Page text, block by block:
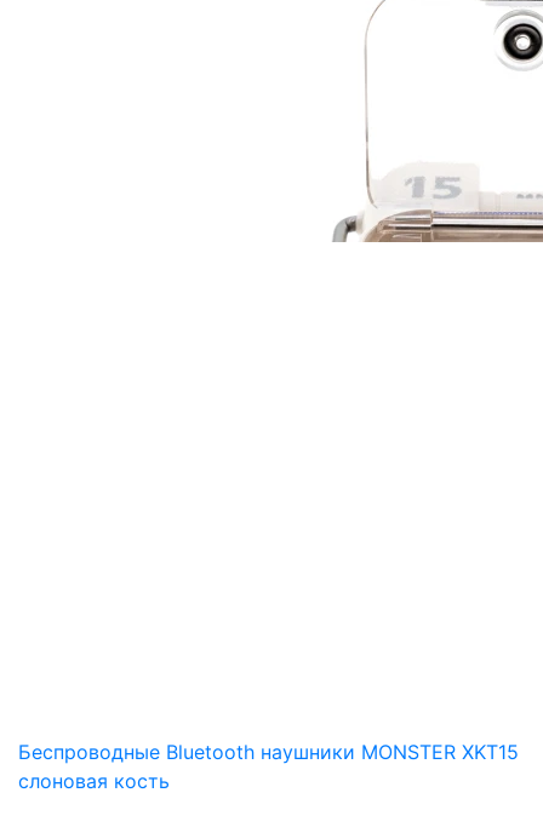
Беспроводные Bluetooth наушники MONSTER XKT15
слоновая кость